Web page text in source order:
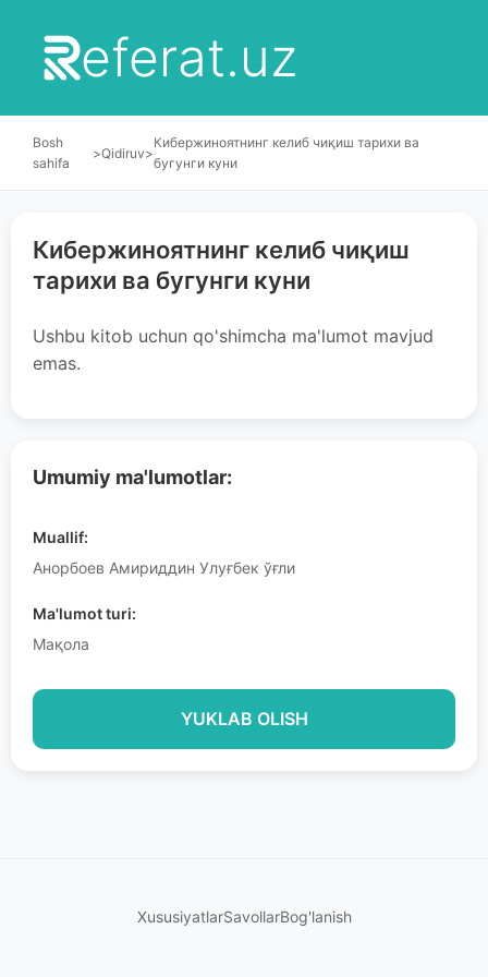
eferat.uz
Bosh
sahifa
>Qidiruv>
Кибержиноятнинг келиб чиқиш тарихи ва
бугунги куни
Umumiy ma'lumotlar:
Muallif:
Анорбоев Амириддин Улуғбек ўғли
Ma'lumot turi:
Мақола
YUKLAB OLISH
Кибержиноятнинг келиб чиқиш
тарихи ва бугунги куни
Ushbu kitob uchun qo'shimcha ma'lumot mavjud
emas.
XususiyatlarSavollarBog'lanish